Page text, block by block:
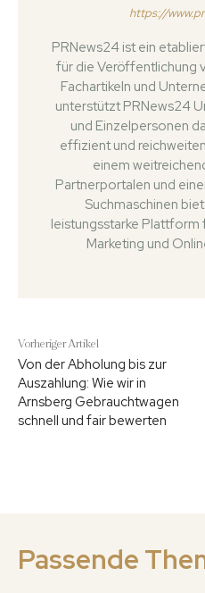
https://
PRNews24 ist ein
für die Veröffentlichung
Fachartikeln und
unterstützt PRNews24
und Einzelpersonen
effizient und
einem
Partnerportalen und
Suchmaschinen
leistungsstarke
Marketing und
Vorheriger Artikel
Von der Abholung bis zur
Auszahlung: Wie wir in
Arnsberg Gebrauchtwagen
schnell und fair bewerten
Passende